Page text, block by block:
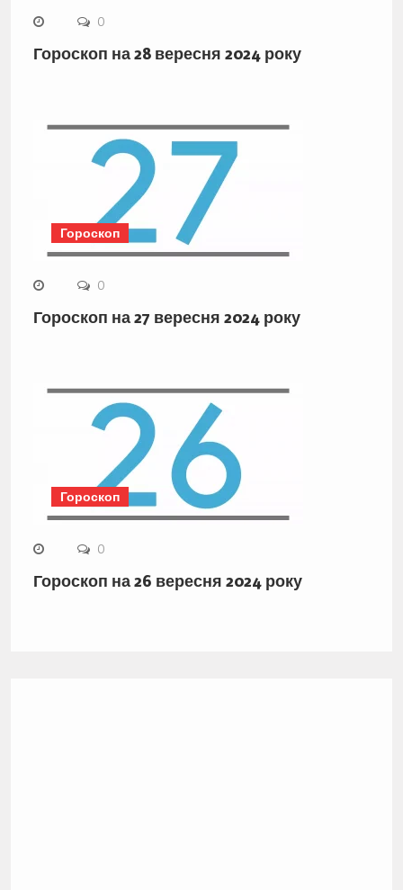
0
Гороскоп на 28 вересня 2024 року
Гороскоп
0
Гороскоп на 27 вересня 2024 року
Гороскоп
0
Гороскоп на 26 вересня 2024 року